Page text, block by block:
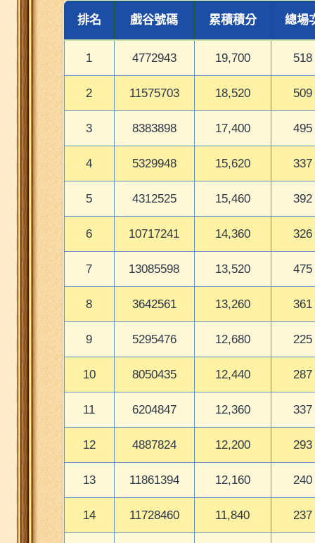
排名 戲谷號碼 累積積分 總場
1 4772943 19,700 518
2 11575703 18,520 509
3 8383898 17,400 495
4 5329948 15,620 337
5 4312525 15,460 392
6 10717241 14,360 326
7 13085598 13,520 475
8 3642561 13,260 361
9 5295476 12,680 225
10 8050435 12,440 287
11 6204847 12,360 337
12 4887824 12,200 293
13 11861394 12,160 240
14 11728460 11,840 237